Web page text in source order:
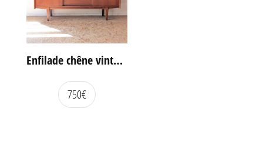
Enfilade chêne vintage portes coulissantes
750€